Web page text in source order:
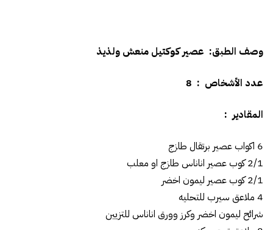
وصف الطبق: عصير كوكتيل منعش ولذيذ
عدد الأشخاص : 8
المقادير :
6 اكواب عصير برتقال طازج
2/1 كوب عصير اناناس طازج او معلب
2/1 كوب عصير ليمون اخضر
4 ملاعق سيرب للتحليه
شرائح ليمون اخضر وكرز وورق اناناس للتزيين